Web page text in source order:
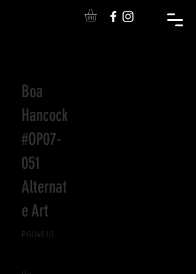
Boa
Hancock
#OP07-
051
Alternat
e Art
PG04510